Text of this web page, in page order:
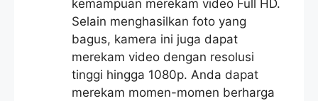
kemampuan merekam video Full HD.
Selain menghasilkan foto yang
bagus, kamera ini juga dapat
merekam video dengan resolusi
tinggi hingga 1080p. Anda dapat
merekam momen-momen berharga